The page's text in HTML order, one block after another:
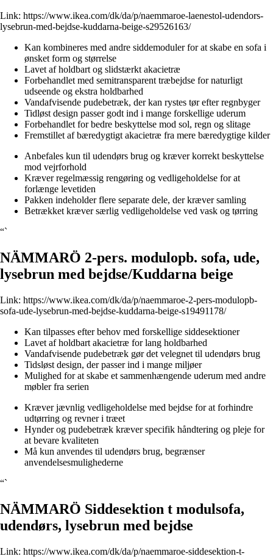
Link: https://www.ikea.com/dk/da/p/naemmaroe-laenestol-udendors-
lysebrun-med-bejdse-kuddarna-beige-s29526163/
Kan kombineres med andre siddemoduler for at skabe en sofa i
ønsket form og størrelse
Lavet af holdbart og slidstærkt akacietræ
Forbehandlet med semitransparent træbejdse for naturligt
udseende og ekstra holdbarhed
Vandafvisende pudebetræk, der kan rystes tør efter regnbyger
Tidløst design passer godt ind i mange forskellige uderum
Forbehandlet for bedre beskyttelse mod sol, regn og slitage
Fremstillet af bæredygtigt akacietræ fra mere bæredygtige kilder
Anbefales kun til udendørs brug og kræver korrekt beskyttelse
mod vejrforhold
Kræver regelmæssig rengøring og vedligeholdelse for at
forlænge levetiden
Pakken indeholder flere separate dele, der kræver samling
Betrækket kræver særlig vedligeholdelse ved vask og tørring
“`
NÄMMARÖ 2-pers. modulopb. sofa, ude,
lysebrun med bejdse/Kuddarna beige
Link: https://www.ikea.com/dk/da/p/naemmaroe-2-pers-modulopb-
sofa-ude-lysebrun-med-bejdse-kuddarna-beige-s19491178/
Kan tilpasses efter behov med forskellige siddesektioner
Lavet af holdbart akacietræ for lang holdbarhed
Vandafvisende pudebetræk gør det velegnet til udendørs brug
Tidsløst design, der passer ind i mange miljøer
Mulighed for at skabe et sammenhængende uderum med andre
møbler fra serien
Kræver jævnlig vedligeholdelse med bejdse for at forhindre
udtørring og revner i træet
Hynder og pudebetræk kræver specifik håndtering og pleje for
at bevare kvaliteten
Må kun anvendes til udendørs brug, begrænser
anvendelsesmulighederne
“`
NÄMMARÖ Siddesektion t modulsofa,
udendørs, lysebrun med bejdse
Link: https://www.ikea.com/dk/da/p/naemmaroe-siddesektion-t-